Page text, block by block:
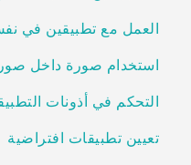
العمل مع تطبيقين في
استخدام صورة داخل
التحكم في أذونات
تعيين تطبيقات افتراضية